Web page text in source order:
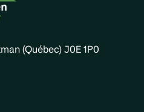
(Québec) J0E 1P0